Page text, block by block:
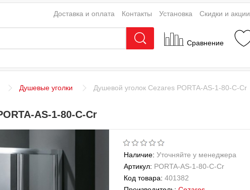
Сравнение
Доставка и оплата Контакты Установка Скидки и акции
Душевые уголки Душевой уголок Cezares PORTA-AS-1-80-C-Cr
AS-1-80-C-Cr
Наличие: Уточняйте у менеджера
Артикул: PORTA-AS-1-80-C-Cr
Код товара: 401382